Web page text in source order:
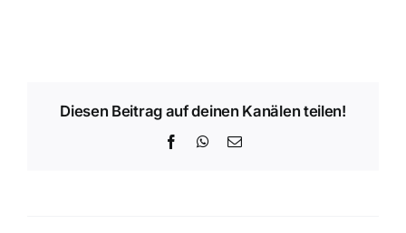
Diesen Beitrag auf deinen Kanälen teilen!
FacebookWhatsApp
E-